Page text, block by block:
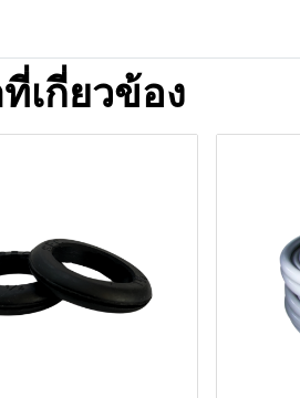
เกี่ยวข้อง